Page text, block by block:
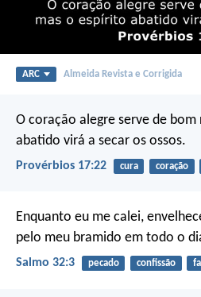
ARC Almeida Revista e Corrigida
O coração alegre serve de bom
abatido virá a secar os ossos.
Provérbios 17:22 cura coração
Enquanto eu me calei,
pelo meu bramido em todo o
Salmo 32:3 pecado confissão